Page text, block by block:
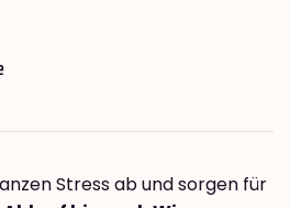
Stress ab und sorgen für